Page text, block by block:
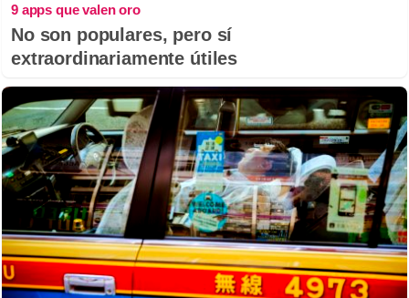
9 apps que valen oro
No son populares, pero sí
extraordinariamente útiles